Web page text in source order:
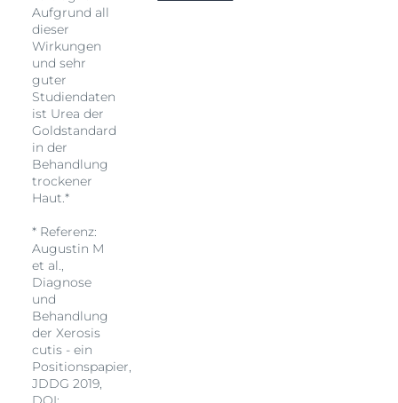
Aufgrund all
dieser
Wirkungen
und sehr
guter
Studiendaten
ist Urea der
Goldstandard
in der
Behandlung
trockener
Haut.*
* Referenz:
Augustin M
et al.,
Diagnose
und
Behandlung
der Xerosis
cutis - ein
Positionspapier,
JDDG 2019,